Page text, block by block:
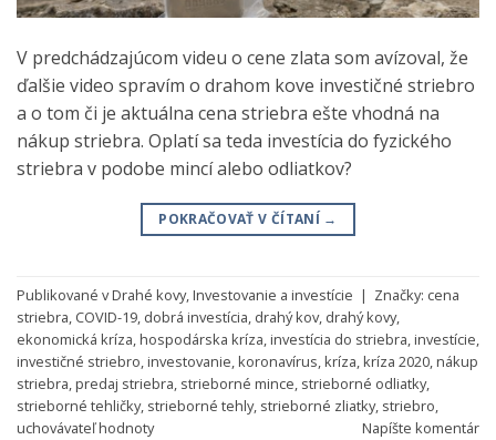
V predchádzajúcom videu o cene zlata som avízoval, že
ďalšie video spravím o drahom kove investičné striebro
a o tom či je aktuálna cena striebra ešte vhodná na
nákup striebra. Oplatí sa teda investícia do fyzického
striebra v podobe mincí alebo odliatkov?
POKRAČOVAŤ V ČÍTANÍ →
Publikované vDrahé kovy,Investovanie a investície | Značky: cena
striebra, COVID-19, dobrá investícia, drahý kov, drahý kovy,
ekonomická kríza,hospodárska kríza,investícia do striebra,investície,
investičné striebro,investovanie,koronavírus,kríza,kríza 2020,nákup
striebra,predaj striebra, strieborné mince, strieborné odliatky,
strieborné tehličky, strieborné tehly, strieborné zliatky, striebro,
uchovávateľ hodnoty
Napíšte komentár